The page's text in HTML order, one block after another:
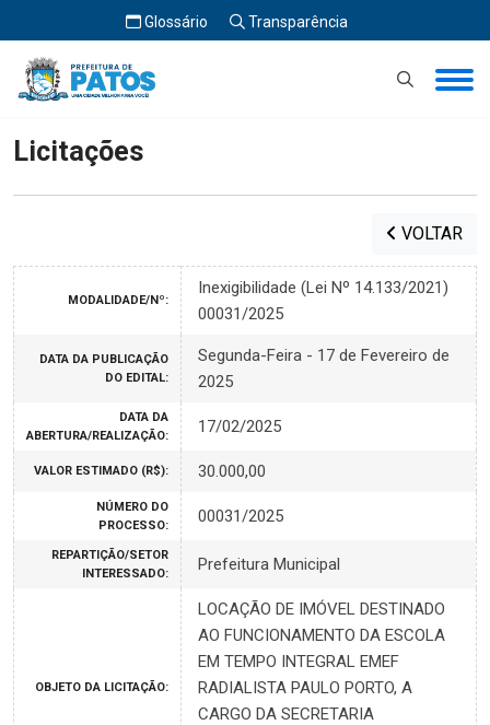
Glossário Transparência
Início Licitações
Licitações
VOLTAR
MODALIDADE/Nº:
Inexigibilidade (Lei Nº 14.133/2021)
00031/2025
DATA DA PUBLICAÇÃO
DO EDITAL:
Segunda-Feira - 17 de Fevereiro de
2025
DATA DA
ABERTURA/REALIZAÇÃO:
17/02/2025
VALOR ESTIMADO (R$): 30.000,00
NÚMERO DO
PROCESSO:
00031/2025
REPARTIÇÃO/SETOR
INTERESSADO:
Prefeitura Municipal
OBJETO DA LICITAÇÃO:
LOCAÇÃO DE IMÓVEL DESTINADO
AO FUNCIONAMENTO DA ESCOLA
EM TEMPO INTEGRAL EMEF
RADIALISTA PAULO PORTO, A
CARGO DA SECRETARIA